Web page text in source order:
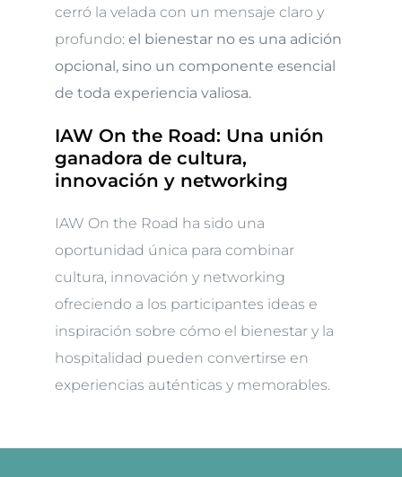
cerró la velada con un mensaje claro y
profundo: el bienestar no es una adición
opcional, sino un componente esencial
de toda experiencia valiosa.
IAW On the Road: Una unión
ganadora de cultura,
innovación y networking
IAW On the Road ha sido una
oportunidad única para combinar
cultura, innovación y networking
ofreciendo a los participantes ideas e
inspiración sobre cómo el bienestar y la
hospitalidad pueden convertirse en
experiencias auténticas y memorables.